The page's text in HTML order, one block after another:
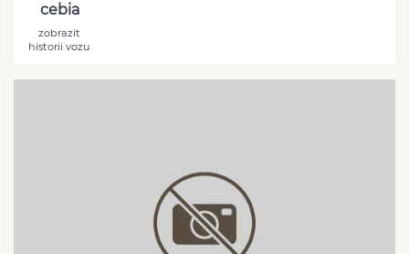
cebia
zobrazit
historii vozu